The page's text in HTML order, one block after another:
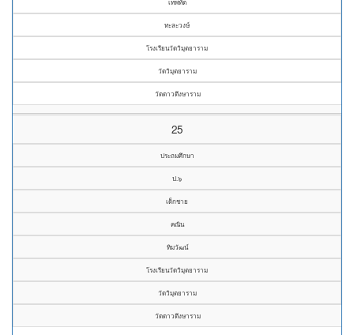
เทพทัต
ทะละวงษ์
โรงเรียนวัดวิมุตยาราม
วัดวิมุตยาราม
วัดดาวดึงษาราม
25
ประถมศึกษา
ป.๖
เด็กชาย
คณิน
ทิมวัฒน์
โรงเรียนวัดวิมุตยาราม
วัดวิมุตยาราม
วัดดาวดึงษาราม